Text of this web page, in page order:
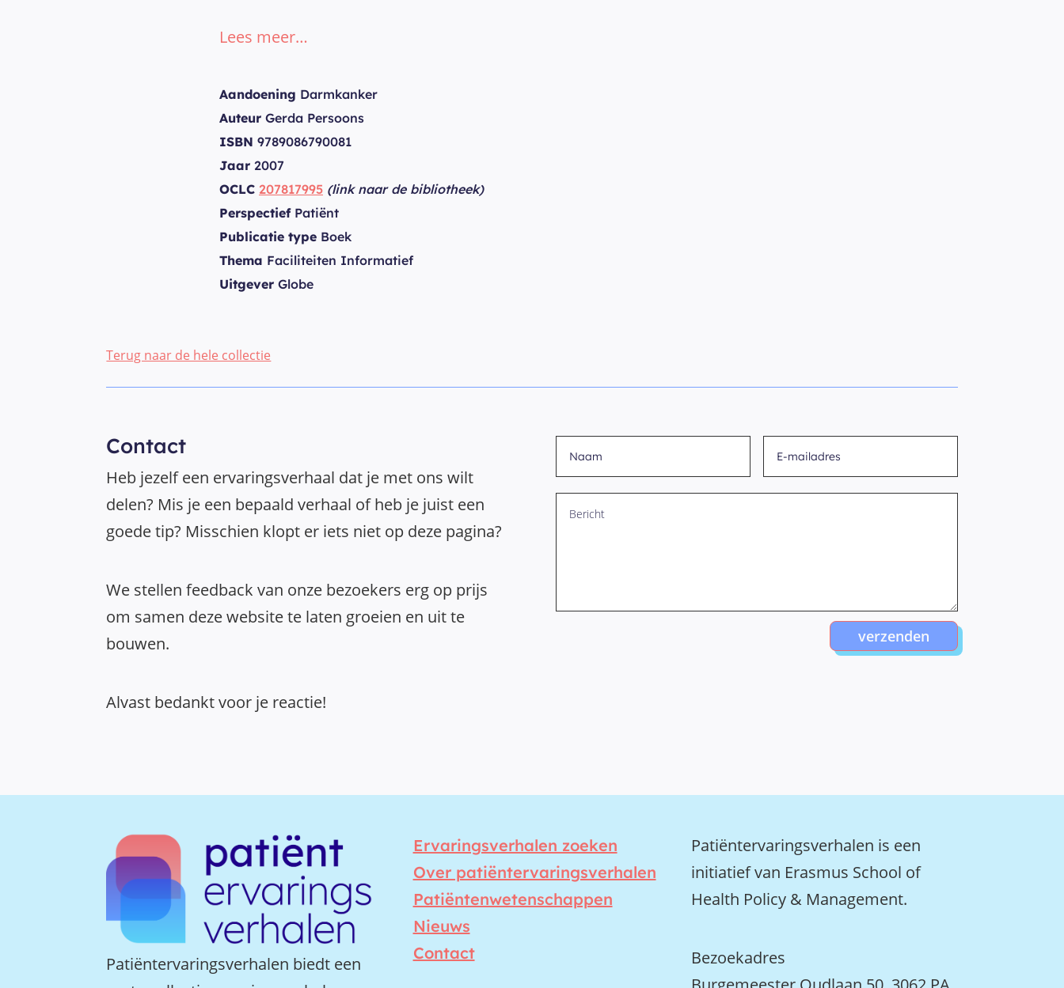
Lees meer…
Aandoening Darmkanker
Auteur Gerda Persoons
ISBN 9789086790081
Jaar 2007
OCLC 207817995 (link naar de bibliotheek)
PerspectiefPatiënt
Publicatie type Boek
Thema Faciliteiten Informatief
Uitgever Globe
Terug naar de hele collectie
Contact
Heb jezelf een ervaringsverhaal dat je met ons wilt
delen? Mis je een bepaald verhaal of heb je juist een
goede tip? Misschien klopt er iets niet op deze pagina?
We stellen feedback van onze bezoekers erg op prijs
om samen deze website te laten groeien en uit te
bouwen.
Alvast bedankt voor je reactie!
verzenden
Patiëntervaringsverhalen biedt een
Ervaringsverhalen zoeken
Over patiëntervaringsverhalen
Patiëntenwetenschappen
Nieuws
Contact
Patiëntervaringsverhalen is een
initiatief van Erasmus School of
Health Policy & Management.
Bezoekadres